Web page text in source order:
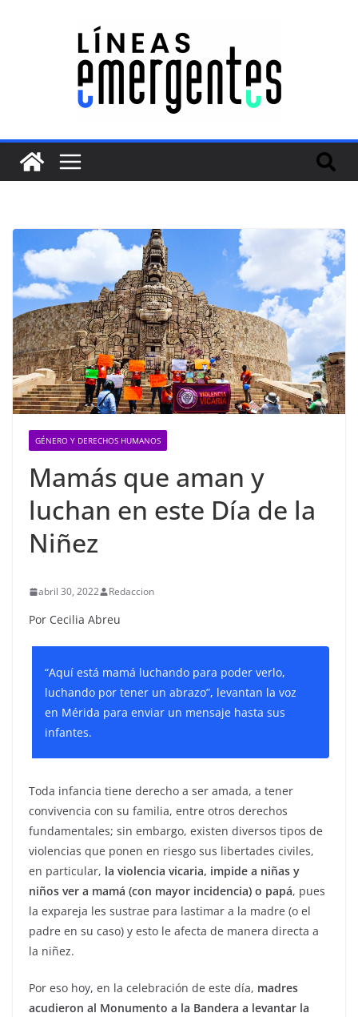
GÉNERO Y DERECHOS HUMANOS
Mamás que aman y
luchan en este Día de la
Niñez
abril 30, 2022 Redaccion
Por Cecilia Abreu
“Aquí está mamá luchando para poder verlo,
luchando por tener un abrazo”, levantan la voz
en Mérida para enviar un mensaje hasta sus
infantes.
Toda infancia tiene derecho a ser amada, a tener
convivencia con su familia, entre otros derechos
fundamentales; sin embargo, existen diversos tipos de
violencias que ponen en riesgo sus libertades civiles,
en particular, la violencia vicaria, impide a niñas y
niños ver a mamá (con mayor incidencia) o papá, pues
la expareja les sustrae para lastimar a la madre (o el
padre en su caso) y esto le afecta de manera directa a
la niñez.
Por eso hoy, en la celebración de este día, madres
acudieron al Monumento a la Bandera a levantar la